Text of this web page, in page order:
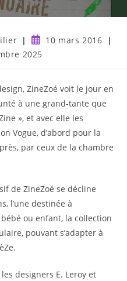
10 mars 2016
2025
ZineZoé voit le jour en
à une grand-tante que
», et avec elle les
Vogue, d’abord pour la
par ceux de la chambre
de ZineZoé se décline
l’une destinée à
ou enfant, la collection
pouvant s’adapter à
designers E. Leroy et